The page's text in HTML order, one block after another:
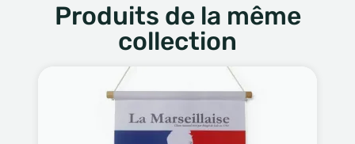
Produits de la même
collection